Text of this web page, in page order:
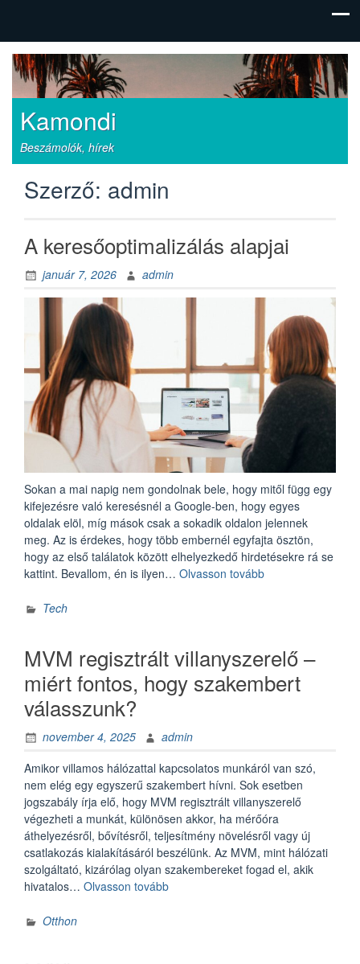
Kamondi
Beszámolók, hírek
Szerző: admin
A keresőoptimalizálás alapjai
január 7, 2026 admin
Sokan a mai napig nem gondolnak bele, hogy mitől függ egy
kifejezésre való keresésnél a Google-ben, hogy egyes
oldalak elöl, míg mások csak a sokadik oldalon jelennek
meg. Az is érdekes, hogy több embernél egyfajta ösztön,
hogy az első találatok között elhelyezkedő hirdetésekre rá se
kattint. Bevallom, én is ilyen… Olvasson tovább„A
Tech
MVM regisztrált villanyszerelő –
miért fontos, hogy szakembert
válasszunk?
november 4, 2025
admin
Amikor villamos hálózattal kapcsolatos munkáról van szó,
nem elég egy egyszerű szakembert hívni. Sok esetben
jogszabály írja elő, hogy MVM regisztrált villanyszerelő
végezheti a munkát, különösen akkor, ha mérőóra
áthelyezésről, bővítésről, teljesítmény növelésről vagy új
csatlakozás kialakításáról beszélünk. Az MVM, mint hálózati
szolgáltató, kizárólag olyan szakembereket fogad el, akik
hivatalos… Olvasson tovább„MVM
Otthon